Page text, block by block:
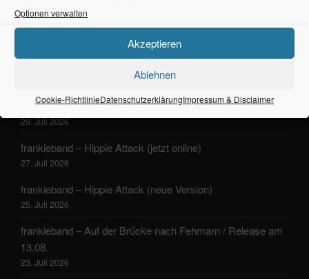
Optionen verwalten
Akzeptieren
Ablehnen
Cookie-RichtlinieDatenschutzerklärungImpressum & Disclaimer
NEUESTE BEITRÄGE
Frankieband – Fehmarn Produktion Part 7
29. Juli 2026
frankieband – Hippie Attack (jetzt online)
27. Juli 2026
frankieband – Hippie Attack (neue Version)
25. Juli 2026
frankieband – Auf der Brücke nach Fehmarn / Release am
13.08.
23. Juli 2026